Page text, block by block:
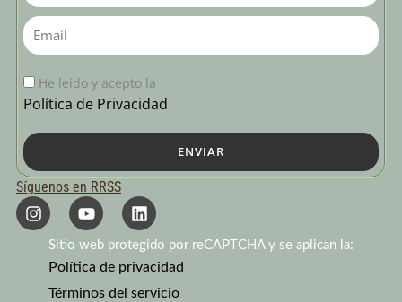
Email
He leído y acepto la
Política de Privacidad
ENVIAR
Síguenos en RRSS
I
n
s
Y
o
u
t
u
b
L
i
n
k
e
d
Sitio web protegido por reCAPTCHA y se aplican la:
Política de privacidad
Términos del servicio